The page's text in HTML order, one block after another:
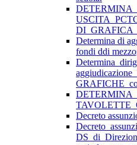
Determina di
fondi ddi
Decreto